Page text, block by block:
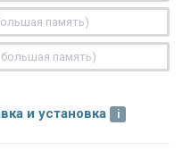
память)
большая память)
и установка